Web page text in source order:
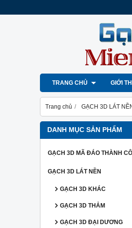
TRANG CHỦ GIỚI
Trang chủ GẠCH 3D LÁT
DANH MỤC SẢN PHẨM
GẠCH 3D MÃ ĐÁO THÀNH
GẠCH 3D LÁT NỀN
GẠCH 3D KHÁC
GẠCH 3D THẢM
GẠCH 3D ĐẠI DƯƠNG